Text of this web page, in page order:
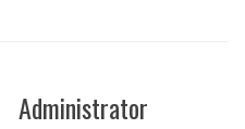
Administrator